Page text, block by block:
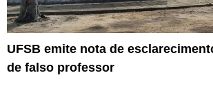
UFSB emite nota de
de falso professor